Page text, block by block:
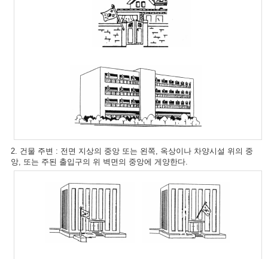
2. 건물 주변 : 전면 지상의 중앙 또는 왼쪽, 옥상이나 차양시설 위의 중
앙, 또는 주된 출입구의 위 벽면의 중앙에 게양한다.